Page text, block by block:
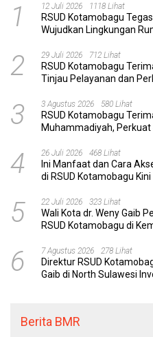
1 12 Juli 2026 1118 Lihat
RSUD Kotamobagu
Wujudkan Lingkungan
2 29 Juli 2026 712 Lihat
RSUD Kotamobagu
Tinjau Pelayanan dan
3 3 Agustus 2026 580 Lihat
RSUD Kotamobagu
Muhammadiyah,
4 26 Juli 2026 468 Lihat
Ini Manfaat dan Cara
di RSUD Kotamobagu
5 22 Juli 2026 323 Lihat
Wali Kota dr. Weny Gaib
RSUD Kotamobagu di
6 7 Agustus 2026 278 Lihat
Direktur RSUD
Gaib di North Sulawesi
Berita BMR